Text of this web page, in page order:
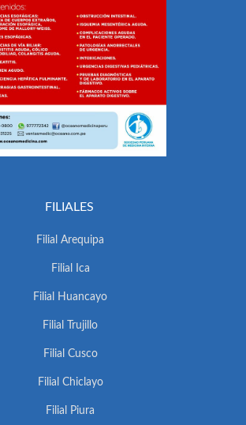
FILIALES
Filial Arequipa
Filial Ica
Filial Huancayo
Filial Trujillo
Filial Cusco
Filial Chiclayo
Filial Piura